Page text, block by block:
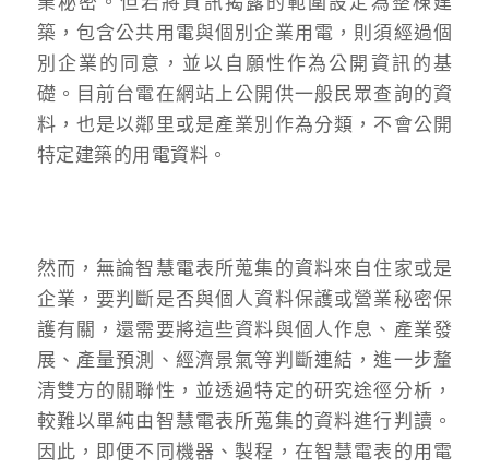
築，包含公共用電與個別企業用電，則須經過個
別企業的同意，並以自願性作為公開資訊的基
礎。目前台電在網站上公開供一般民眾查詢的資
料，也是以鄰里或是產業別作為分類，不會公開
特定建築的用電資料。
然而，無論智慧電表所蒐集的資料來自住家或是
企業，要判斷是否與個人資料保護或營業秘密保
護有關，還需要將這些資料與個人作息、產業發
展、產量預測、經濟景氣等判斷連結，進一步釐
清雙方的關聯性，並透過特定的研究途徑分析，
較難以單純由智慧電表所蒐集的資料進行判讀。
因此，即便不同機器、製程，在智慧電表的用電